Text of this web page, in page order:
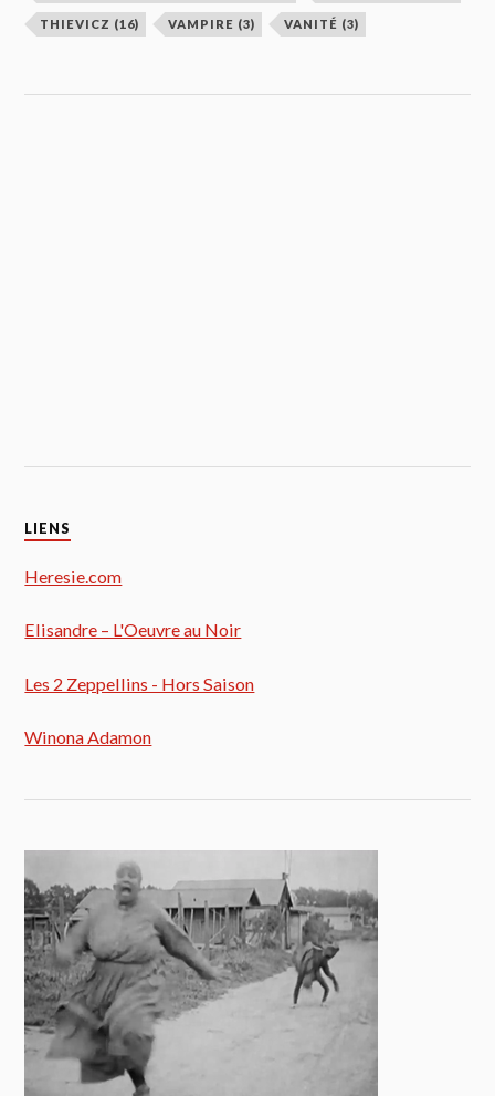
THIEVICZ (16) VAMPIRE (3) VANITÉ (3)
LIENS
Heresie.com
Elisandre – L'Oeuvre au Noir
Les 2 Zeppellins - Hors Saison
Winona Adamon